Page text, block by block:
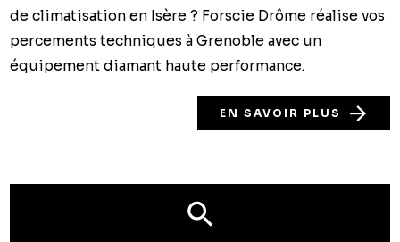
de climatisation en Isère ? Forscie Drôme réalise vos
percements techniques à Grenoble avec un
équipement diamant haute performance.
EN SAVOIR PLUS